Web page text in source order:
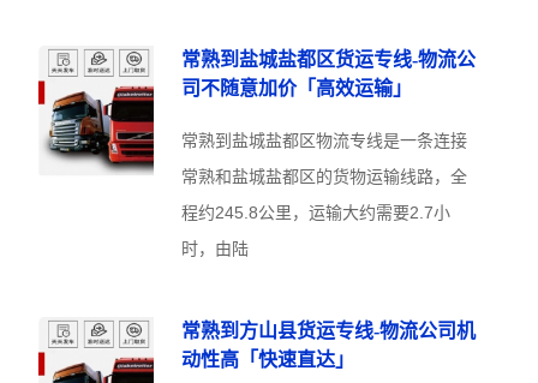
常熟到盐城盐都区货运专线-物流公
司不随意加价「高效运输」
常熟到盐城盐都区物流专线是一条连接
常熟和盐城盐都区的货物运输线路，全
程约245.8公里，运输大约需要2.7小
时，由陆
常熟到方山县货运专线-物流公司机
动性高「快速直达」